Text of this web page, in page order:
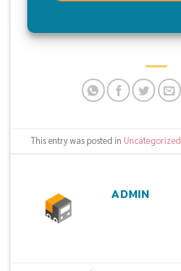
This entry was posted in Uncategorized
ADMIN